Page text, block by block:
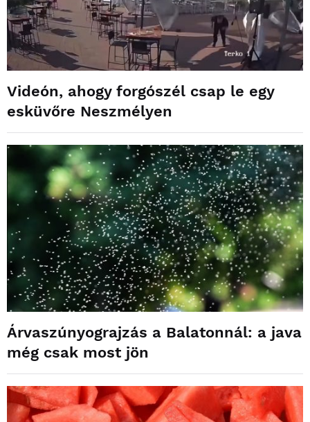
Videón, ahogy forgószél csap le egy
esküvőre Neszmélyen
Árvaszúnyograjzás a Balatonnál: a java
még csak most jön